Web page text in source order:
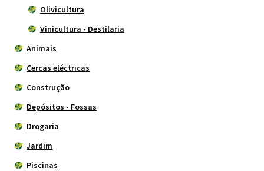
Olivicultura
Vinicultura - Destilaria
Animais
Cercas eléctricas
Construção
Depósitos - Fossas
Drogaria
Jardim
Piscinas